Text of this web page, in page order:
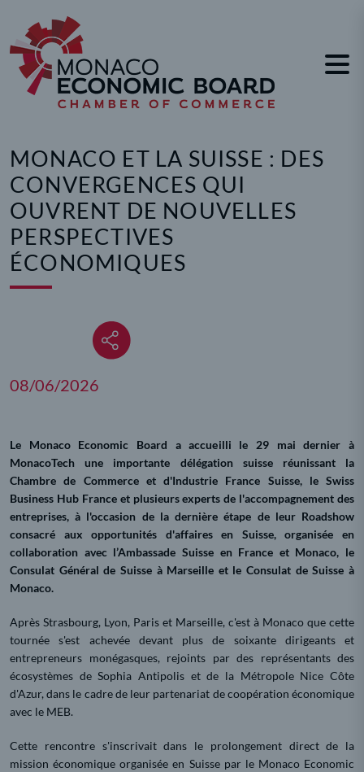
MONACO ET LA SUISSE : DES
CONVERGENCES QUI
OUVRENT DE NOUVELLES
PERSPECTIVES
ÉCONOMIQUES
08/06/2026
Le Monaco Economic Board a accueilli le 29 mai dernier à
MonacoTech une importante délégation suisse réunissant la
Chambre de Commerce et d'Industrie France Suisse, le Swiss
Business Hub France et plusieurs experts de l'accompagnement des
entreprises, à l'occasion de la dernière étape de leur Roadshow
consacré aux opportunités d'affaires en Suisse, organisée en
collaboration avec l’Ambassade Suisse en France et Monaco, le
Consulat Général de Suisse à Marseille et le Consulat de Suisse à
Monaco.
Après Strasbourg, Lyon, Paris et Marseille, c'est à Monaco que cette
tournée s'est achevée devant plus de soixante dirigeants et
entrepreneurs monégasques, rejoints par des représentants des
écosystèmes de Sophia Antipolis et de la Métropole Nice Côte
d'Azur, dans le cadre de leur partenariat de coopération économique
avec le MEB.
Cette rencontre s'inscrivait dans le prolongement direct de la
mission économique organisée en Suisse par le Monaco Economic